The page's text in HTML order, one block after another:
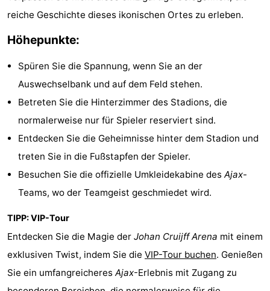
Radfahren
-
Wandern
Unterhaltung
Nachtleben
und
Einkäufen
Märkte
-
Warenhäuser
Veranstaltungen
Kanale
reiche Geschichte dieses ikonischen Ortes zu erleben.
Höhepunkte:
Spüren Sie die Spannung, wenn Sie an der
Auswechselbank und auf dem Feld stehen.
Betreten Sie die Hinterzimmer des Stadions, die
normalerweise nur für Spieler reserviert sind.
Entdecken Sie die Geheimnisse hinter dem Stadion und
treten Sie in die Fußstapfen der Spieler.
Besuchen Sie die offizielle Umkleidekabine des Ajax-
Teams, wo der Teamgeist geschmiedet wird.
TIPP: VIP-Tour
Entdecken Sie die Magie der Johan Cruijff Arena mit einem
exklusiven Twist, indem Sie die VIP-Tour buchen. Genießen
Sie ein umfangreicheres Ajax-Erlebnis mit Zugang zu